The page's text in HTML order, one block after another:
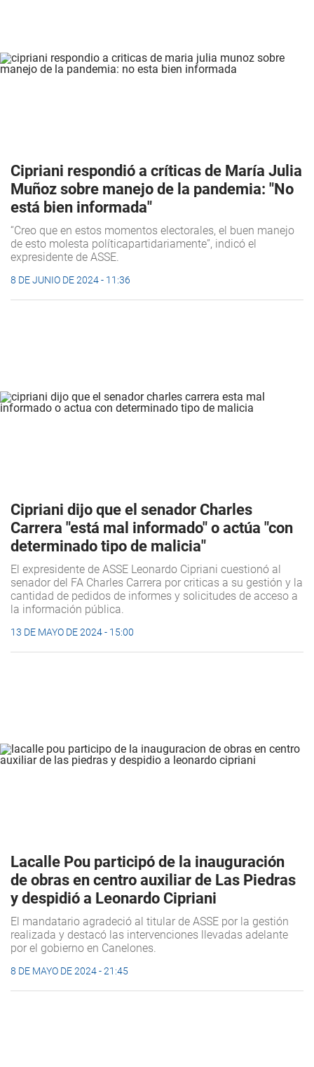
Cipriani respondió a críticas de María Julia
Muñoz sobre manejo de la pandemia: "No
está bien informada"
“Creo que en estos momentos electorales, el buen manejo
de esto molesta políticapartidariamente”, indicó el
expresidente de ASSE.
8 DE JUNIO DE 2024 - 11:36
Cipriani dijo que el senador Charles
Carrera "está mal informado" o actúa "con
determinado tipo de malicia"
El expresidente de ASSE Leonardo Cipriani cuestionó al
senador del FA Charles Carrera por criticas a su gestión y la
cantidad de pedidos de informes y solicitudes de acceso a
la información pública.
13 DE MAYO DE 2024 - 15:00
Lacalle Pou participó de la inauguración
de obras en centro auxiliar de Las Piedras
y despidió a Leonardo Cipriani
El mandatario agradeció al titular de ASSE por la gestión
realizada y destacó las intervenciones llevadas adelante
por el gobierno en Canelones.
8 DE MAYO DE 2024 - 21:45